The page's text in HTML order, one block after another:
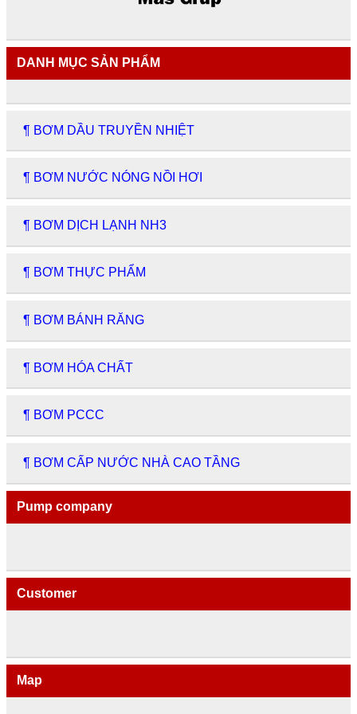
DANH MỤC SẢN PHẨM
¶ BƠM DẦU TRUYỀN NHIỆT
¶ BƠM NƯỚC NÓNG NỒI HƠI
¶ BƠM DỊCH LẠNH NH3
¶ BƠM THỰC PHẨM
¶ BƠM BÁNH RĂNG
¶ BƠM HÓA CHẤT
¶ BƠM PCCC
¶ BƠM CẤP NƯỚC NHÀ CAO TẦNG
Pump company
Customer
Map